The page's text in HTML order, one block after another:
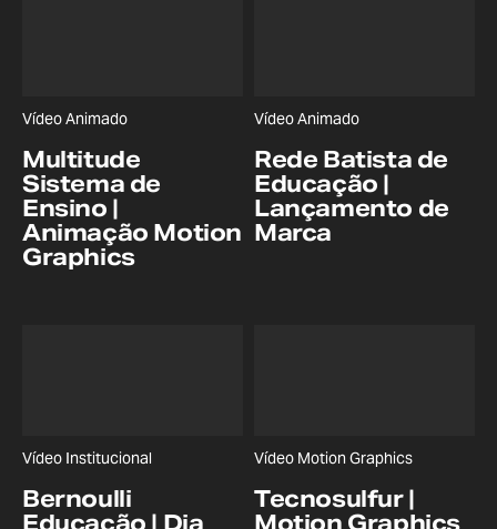
Multitude
Sistema de
Ensino |
Animação Motion
Graphics
Vídeo Animado
Rede Batista de
Educação |
Lançamento de
Marca
Vídeo Animado
Bernoulli
Educação | Dia
Vídeo Institucional
Tecnosulfur |
Motion Graphics
Vídeo Motion Graphics